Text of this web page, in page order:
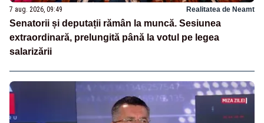
7 aug. 2026, 09:49 Realitatea de Neamt
Senatorii și deputații rămân la muncă. Sesiunea
extraordinară, prelungită până la votul pe legea
salarizării